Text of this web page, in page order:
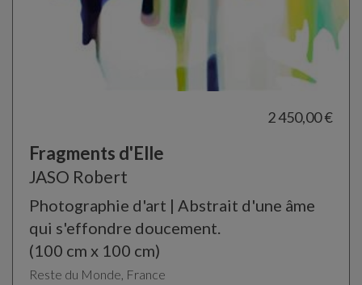
2 450,00 €
Fragments d'Elle
JASO Robert
Photographie d'art | Abstrait d'une âme
qui s'effondre doucement.
(100 cm x 100 cm)
Reste du Monde, France